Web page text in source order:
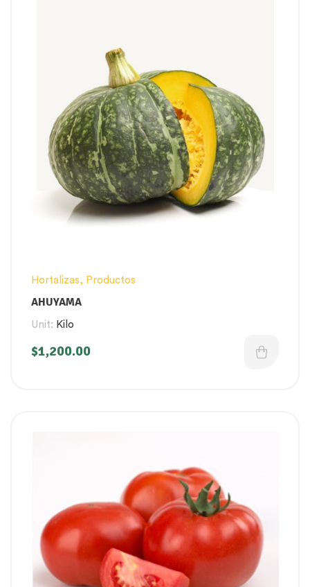
Hortalizas, Productos
AHUYAMA
Unit: Kilo
$1,200.00